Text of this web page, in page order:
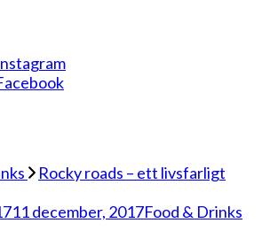
Rocky roads – ett livsfarligt
11 december, 2017Food & Drinks